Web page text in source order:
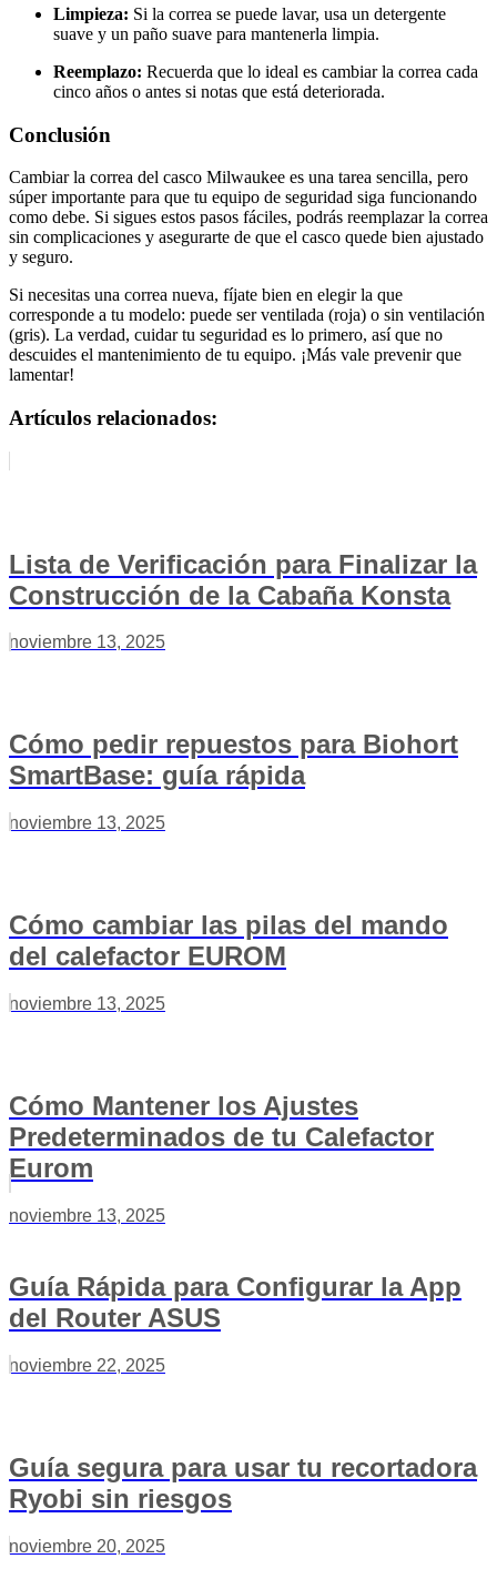
Limpieza: Si la correa se puede lavar, usa un detergente
suave y un paño suave para mantenerla limpia.
Reemplazo: Recuerda que lo ideal es cambiar la correa cada
cinco años o antes si notas que está deteriorada.
Conclusión
Cambiar la correa del casco Milwaukee es una tarea sencilla, pero
súper importante para que tu equipo de seguridad siga funcionando
como debe. Si sigues estos pasos fáciles, podrás reemplazar la correa
sin complicaciones y asegurarte de que el casco quede bien ajustado
y seguro.
Si necesitas una correa nueva, fíjate bien en elegir la que
corresponde a tu modelo: puede ser ventilada (roja) o sin ventilación
(gris). La verdad, cuidar tu seguridad es lo primero, así que no
descuides el mantenimiento de tu equipo. ¡Más vale prevenir que
lamentar!
Artículos relacionados:
Lista de Verificación para Finalizar la
Construcción de la Cabaña Konsta
noviembre 13, 2025
Cómo pedir repuestos para Biohort
SmartBase: guía rápida
noviembre 13, 2025
Cómo cambiar las pilas del mando
del calefactor EUROM
noviembre 13, 2025
Cómo Mantener los Ajustes
Predeterminados de tu Calefactor
Eurom
noviembre 13, 2025
Guía Rápida para Configurar la App
del Router ASUS
noviembre 22, 2025
Guía segura para usar tu recortadora
Ryobi sin riesgos
noviembre 20, 2025